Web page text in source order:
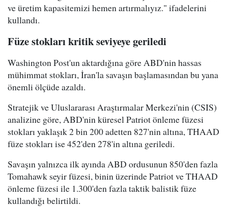
ve üretim kapasitemizi hemen artırmalıyız." ifadelerini
kullandı.
Füze stokları kritik seviyeye geriledi
Washington Post'un aktardığına göre ABD'nin hassas
mühimmat stokları, İran'la savaşın başlamasından bu yana
önemli ölçüde azaldı.
Stratejik ve Uluslararası Araştırmalar Merkezi'nin (CSIS)
analizine göre, ABD'nin küresel Patriot önleme füzesi
stokları yaklaşık 2 bin 200 adetten 827'nin altına, THAAD
füze stokları ise 452'den 278'in altına geriledi.
Savaşın yalnızca ilk ayında ABD ordusunun 850'den fazla
Tomahawk seyir füzesi, binin üzerinde Patriot ve THAAD
önleme füzesi ile 1.300'den fazla taktik balistik füze
kullandığı belirtildi.